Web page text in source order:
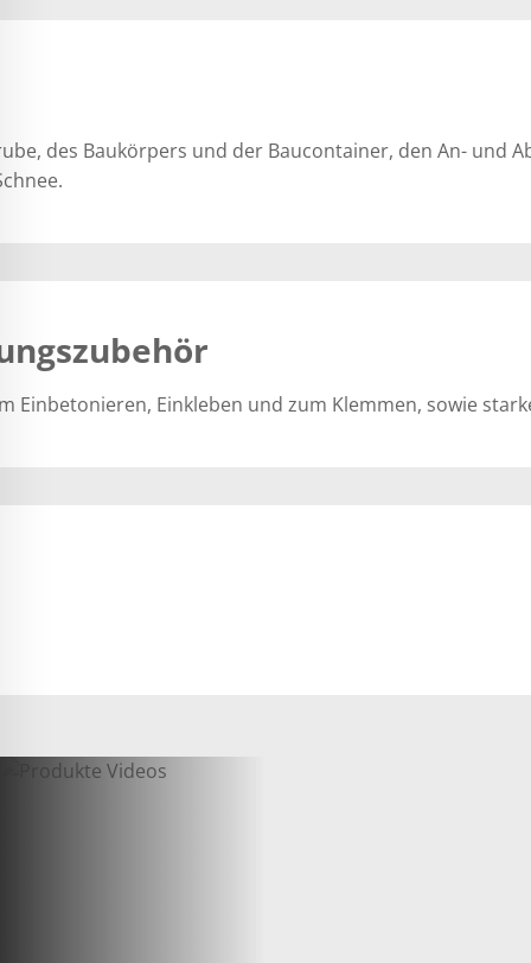
des Baukörpers und der Baucontainer, den An- und
Einbetonieren, Einkleben und zum Klemmen, sowie